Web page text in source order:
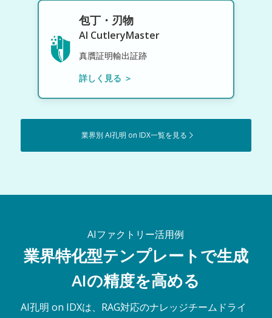
包丁・刃物
AI CutleryMaster
真贋証明輸出証跡
詳しく見る ＞
業界別 AI孔明 on IDX一覧を見る
AIファクトリー活用例
業界特化型テンプレートで生成
AIの精度を高める
AI孔明 on IDXは、RAG対応のナレッジチームドライ